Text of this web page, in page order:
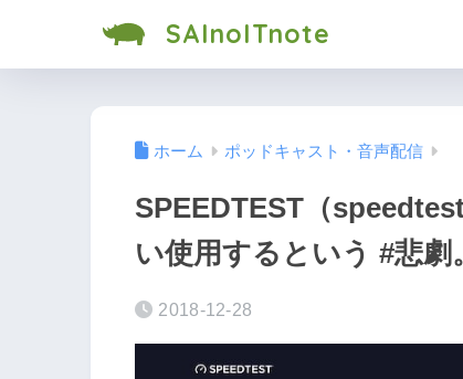
SAInoITnote
ホーム ポッドキャスト・音声配信
SPEEDTEST（
い使用するという #悲劇
2018-12-28